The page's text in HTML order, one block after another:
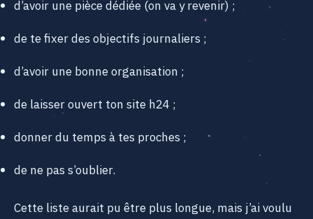
d’avoir une pièce dédiée (on va y revenir) ;
de te fixer des objectifs journaliers ;
d’avoir une bonne organisation ;
de laisser ouvert ton site h24 ;
donner du temps à tes proches ;
de ne pas s’oublier.
Cette liste aurait pu être plus longue, mais j’ai voulu